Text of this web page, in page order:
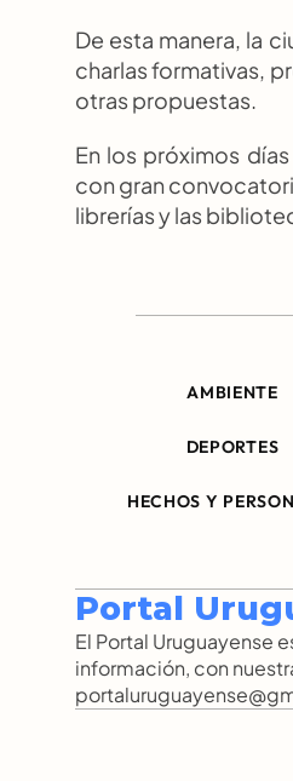
De esta manera, la
charlas formativas,
otras propuestas.
En los próximos
con gran
librerías y las
AMBIENTE
DEPORTES
HECHOS Y
Portal
El Portal Uruguayense
información, con